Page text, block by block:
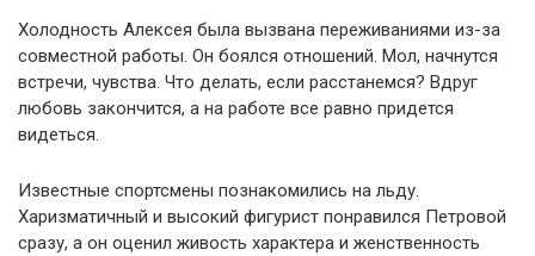
Холодность Алексея была вызвана переживаниями из-за
совместной работы. Он боялся отношений. Мол, начнутся
встречи, чувства. Что делать, если расстанемся? Вдруг
любовь закончится, а на работе все равно придется
видеться.
Известные спортсмены познакомились на льду.
Харизматичный и высокий фигурист понравился Петровой
сразу, а он оценил живость характера и женственность